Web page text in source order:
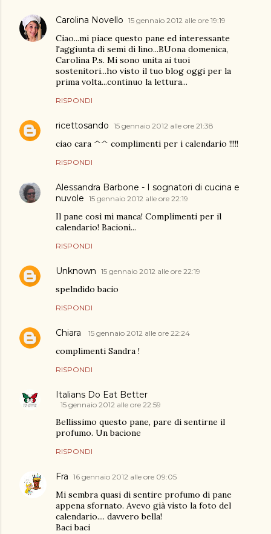
Carolina Novello 15 gennaio 2012 alle ore 19:19
Ciao...mi piace questo pane ed interessante
l'aggiunta di semi di lino...BUona domenica,
Carolina P.s. Mi sono unita ai tuoi
sostenitori...ho visto il tuo blog oggi per la
prima volta...continuo la lettura...
RISPONDI
ricettosando 15 gennaio 2012 alle ore 21:38
ciao cara ^^ complimenti per i calendario !!!!!
RISPONDI
Alessandra Barbone - I sognatori di cucina e
nuvole 15 gennaio 2012 alle ore 22:19
Il pane così mi manca! Complimenti per il
calendario! Bacioni...
RISPONDI
Unknown 15 gennaio 2012 alle ore 22:19
spelndido bacio
RISPONDI
Chiara 15 gennaio 2012 alle ore 22:24
complimenti Sandra !
RISPONDI
Italians Do Eat Better
15 gennaio 2012 alle ore 22:59
Bellissimo questo pane, pare di sentirne il
profumo. Un bacione
RISPONDI
Fra 16 gennaio 2012 alle ore 09:05
Mi sembra quasi di sentire profumo di pane
appena sfornato. Avevo già visto la foto del
calendario.... davvero bella!
Baci baci